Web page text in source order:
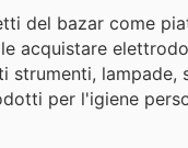
del bazar come
acquistare
per l'igiene